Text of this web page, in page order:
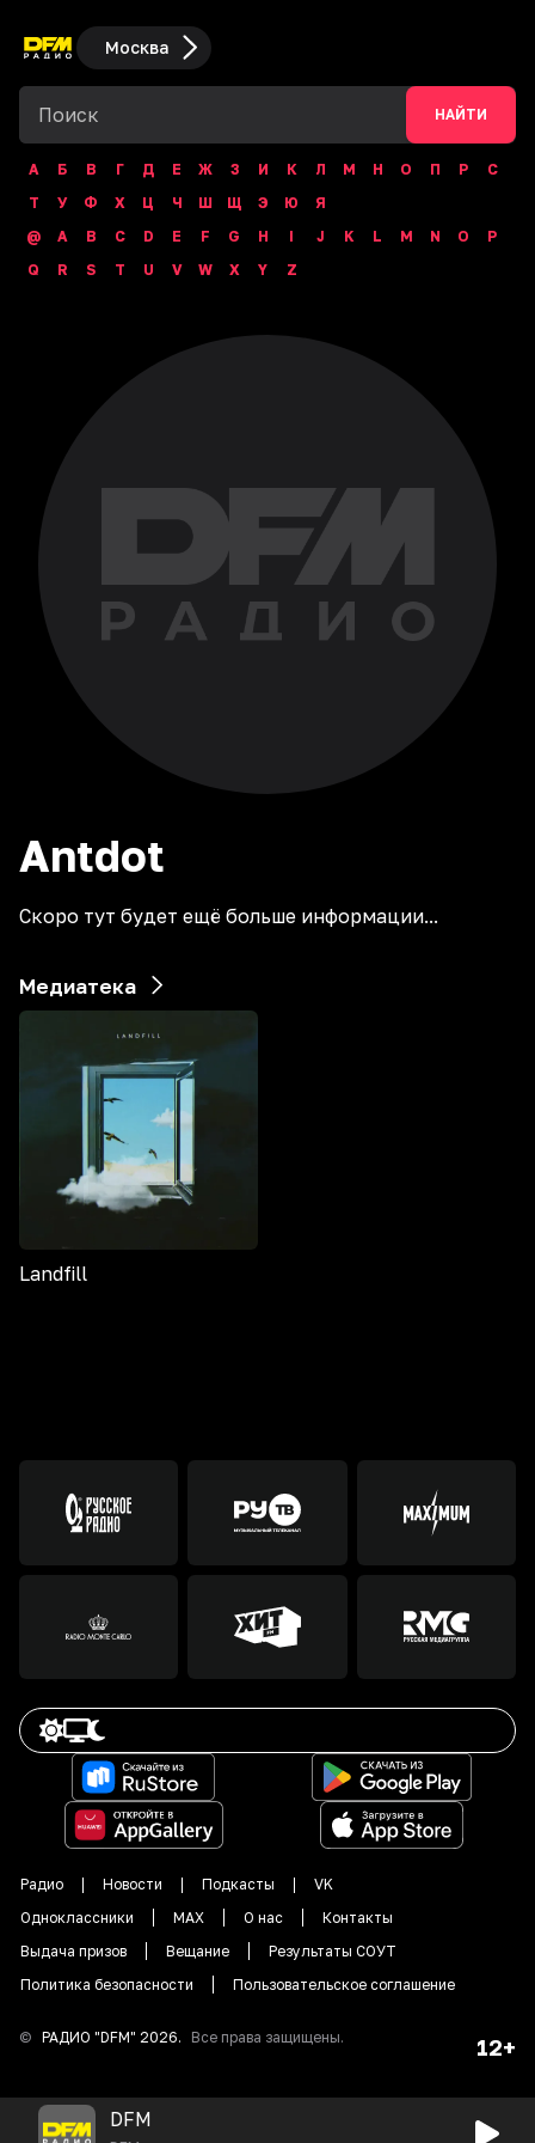
Москва
НАЙТИ
А Б В Г Д Е Ж З И К Л М Н О П Р
С
Т
У Ф Х Ц Ч Ш Щ Э Ю
Я
@
A B C D E F G H I J K L M N O
P
Q
R S T U V W X Y Z
Antdot
Скоро тут будет ещё больше информации...
Медиатека
Landfill
Радио Новости Подкасты
VK
Одноклассники
MAX О нас
Контакты
Выдача призов
Вещание
Результаты СОУТ
Политика безопасности
Пользовательское соглашение
© РАДИО "DFM" 2026. Все права защищены. 12+
DFM